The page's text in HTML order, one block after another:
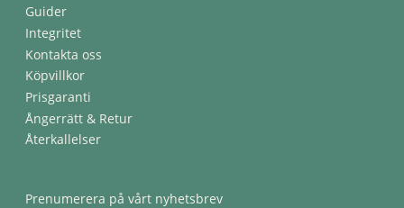
Guider
Integritet
Kontakta oss
Köpvillkor
Prisgaranti
Ångerrätt & Retur
Återkallelser
Prenumerera på vårt nyhetsbrev